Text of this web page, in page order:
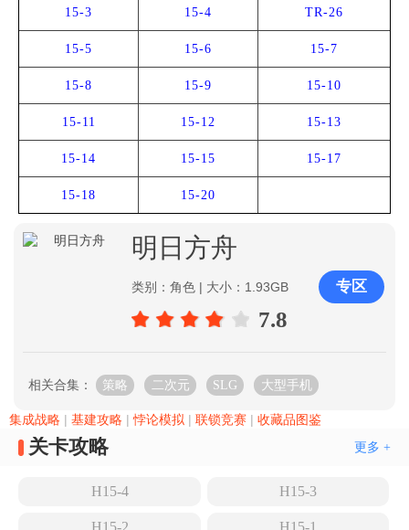
15-3 15-4 TR-26
15-5 15-6 15-7
15-8 15-9 15-10
15-11 15-12 15-13
15-14 15-15 15-17
15-18 15-20
明日方舟
类别：角色 | 大小：1.93GB
7.8
专区
相关合集： 策略 二次元 SLG 大型手机
集成战略 | 基建攻略 |悖论模拟 | 联锁竞赛 | 收藏品图鉴
关卡攻略 更多 +
H15-4 H15-3